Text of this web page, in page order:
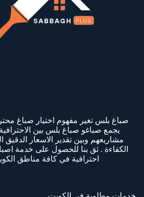
صباغ بلس تغير مفهوم اختيار صباغ
يجمع صباغو صباغ بلس بين
مشاريعهم وبين تقدير الاسعار الدقيق
الكفاءة . ثق بنا للحصول على خدمة
احترافية في كافة مناطق